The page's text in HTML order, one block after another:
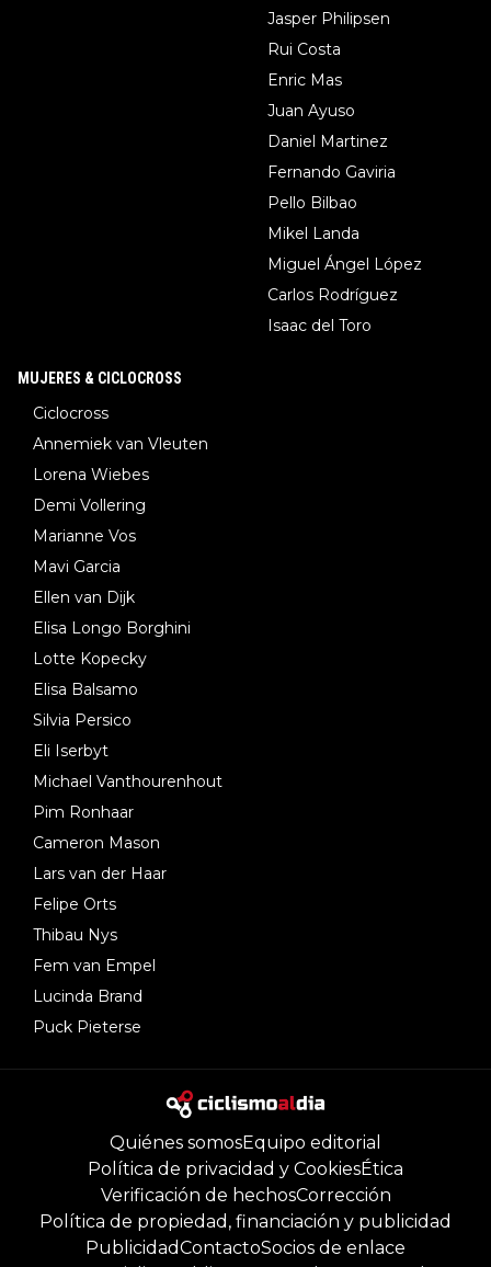
Jasper Philipsen
Rui Costa
Enric Mas
Juan Ayuso
Daniel Martinez
Fernando Gaviria
Pello Bilbao
Mikel Landa
Miguel Ángel López
Carlos Rodríguez
Isaac del Toro
MUJERES & CICLOCROSS
Ciclocross
Annemiek van Vleuten
Lorena Wiebes
Demi Vollering
Marianne Vos
Mavi Garcia
Ellen van Dijk
Elisa Longo Borghini
Lotte Kopecky
Elisa Balsamo
Silvia Persico
Eli Iserbyt
Michael Vanthourenhout
Pim Ronhaar
Cameron Mason
Lars van der Haar
Felipe Orts
Thibau Nys
Fem van Empel
Lucinda Brand
Puck Pieterse
Quiénes somosEquipo editorial
Política de privacidad y CookiesÉtica
Verificación de hechosCorrección
Política de propiedad, financiación y publicidad
PublicidadContactoSocios de enlace